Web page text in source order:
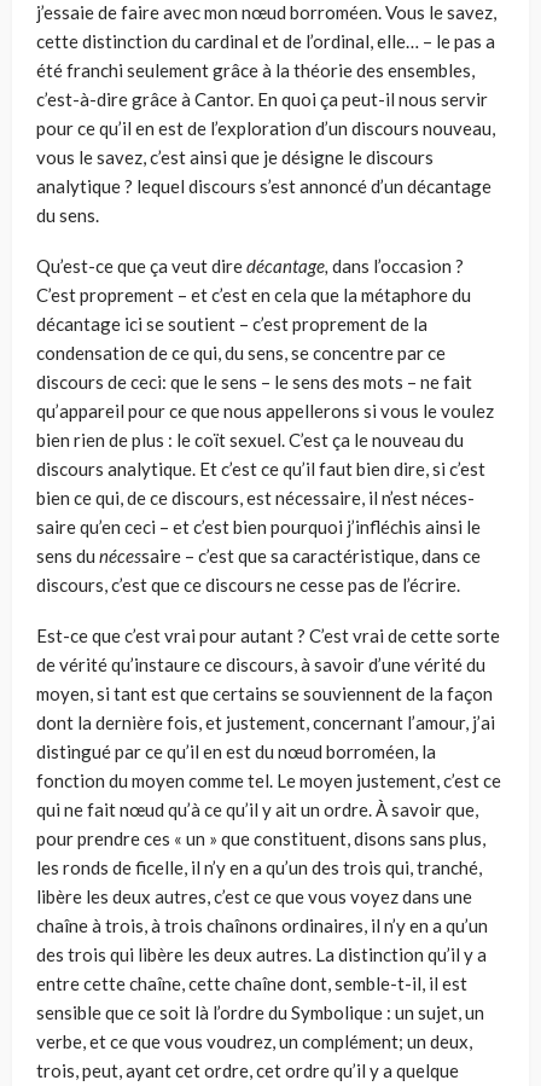
j’essaie de faire avec mon nœud borroméen. Vous le savez,
cette distinction du cardinal et de l’ordinal, elle… – le pas a
été franchi seulement grâce à la théorie des ensembles,
c’est-à-dire grâce à Cantor. En quoi ça peut-il nous servir
pour ce qu’il en est de l’exploration d’un discours nouveau,
vous le savez, c’est ainsi que je désigne le discours
analytique ? lequel discours s’est annoncé d’un décantage
du sens.
Qu’est-ce que ça veut diredécantage, dans l’occasion ?
C’est propre­ment – et c’est en cela que la métaphore du
décantage ici se soutient – c’est proprement de la
condensation de ce qui, du sens, se concentre par ce
discours de ceci: que le sens – le sens des mots – ne fait
qu’appareil pour ce que nous appellerons si vous le voulez
bien rien de plus : le coït sexuel. C’est ça le nouveau du
discours analytique. Et c’est ce qu’il faut bien dire, si c’est
bien ce qui, de ce discours, est nécessaire, il n’est néces­
saire qu’en ceci – et c’est bien pourquoi j’infléchis ainsi le
sens du néces­saire – c’est que sa caractéristique, dans ce
discours, c’est que ce dis­cours ne cesse pas de l’écrire.
Est-ce que c’est vrai pour autant ? C’est vrai de cette sorte
de vérité qu’instaure ce discours, à savoir d’une vérité du
moyen, si tant est que certains se souviennent de la façon
dont la dernière fois, et justement, concernant l’amour, j’ai
distingué par ce qu’il en est du nœud borro­méen, la
fonction du moyen comme tel. Le moyen justement, c’est ce
qui ne fait nœud qu’à ce qu’il y ait un ordre. À savoir que,
pour prendre ces « un » que constituent, disons sans plus,
les ronds de ficelle, il n’y en a qu’un des trois qui, tranché,
libère les deux autres, c’est ce que vous voyez dans une
chaîne à trois, à trois chaînons ordinaires, il n’y en a qu’un
des trois qui libère les deux autres. La distinction qu’il y a
entre cette chaîne, cette chaîne dont, semble-t-il, il est
sensible que ce soit là l’ordre du Symbolique : un sujet, un
verbe, et ce que vous voudrez, un complément; un deux,
trois, peut, ayant cet ordre, cet ordre qu’il y a quelque